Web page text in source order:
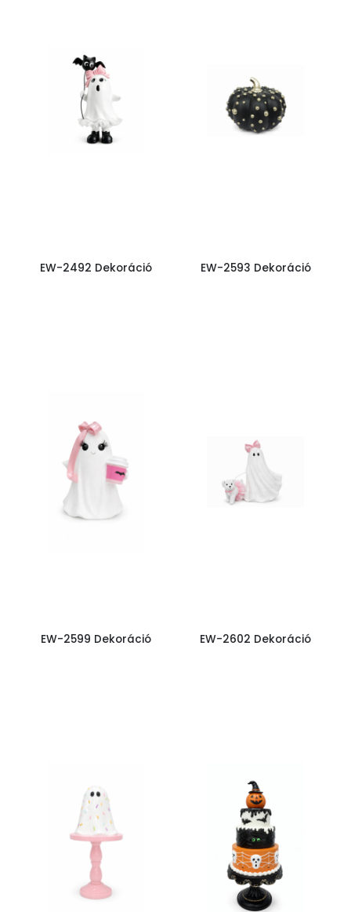
EW-2492 Dekoráció EW-2593 Dekoráció
EW-2599 Dekoráció EW-2602 Dekoráció